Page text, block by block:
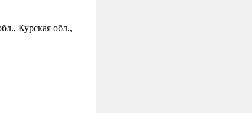
Курская обл.,